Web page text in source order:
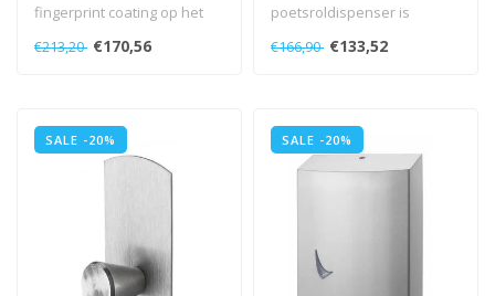
fingerprint coating op het
RVS zorgt voor een extra
hygiene..
€213,20 €170,56
poetsroldispenser is
compact en voldoet aan de
geringere behoeft bij k..
€166,90 €133,52
SALE -20% SALE -20%